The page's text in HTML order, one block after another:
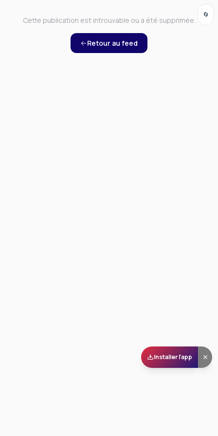
Cette publication est introuvable ou a été supprimée.
Retour au feed
Installer l'app
🔄